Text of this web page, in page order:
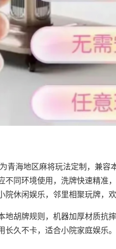
青海地区麻将玩法定制，兼
不同环境使用，洗牌快速精准
休闲娱乐，邻里相聚玩牌，欢
胡牌规则，机器加厚材质抗
久不卡，适合小院家庭娱乐。